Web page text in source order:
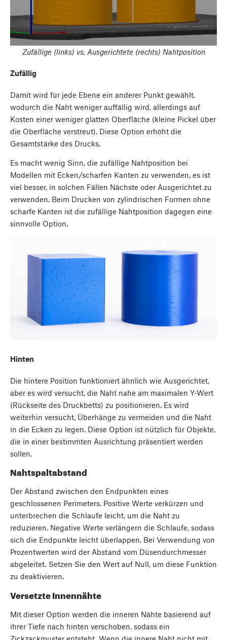
Zufällige (links) vs. Ausgerichtete (rechts) Nahtposition
Zufällig
Damit wird für jede Ebene ein anderer Punkt gewählt,
wodurch die Naht weniger auffällig wird, allerdings auf
Kosten einer weniger glatten Oberfläche (kleine Pickel über
die Oberfläche verstreut). Diese Option erhöht die
Gesamtstärke des Drucks.
Es macht wenig Sinn, die zufällige Nahtposition bei
Modellen mit Ecken/scharfen Kanten zu verwenden, es ist
viel besser, in solchen Fällen Nächste oder Ausgerichtet zu
verwenden. Beim Drucken von zylindrischen Formen ohne
scharfe Kanten ist die zufällige Nahtposition dagegen eine
sinnvolle Option.
Hinten
Die hintere Position funktioniert ähnlich wie Ausgerichtet,
aber es wird versucht, die Naht nahe am maximalen Y-Wert
(Rückseite des Druckbetts) zu positionieren. Es wird
weiterhin versucht, Überhänge zu vermeiden und die Naht
in die Ecken zu legen. Diese Option ist nützlich für Objekte,
die in einer bestimmten Ausrichtung präsentiert werden
sollen.
Nahtspaltabstand
Der Abstand zwischen den Endpunkten eines
geschlossenen Perimeters. Positive Werte verkürzen und
unterbrechen die Schlaufe leicht, um die Naht zu
reduzieren. Negative Werte verlängern die Schlaufe, sodass
sich die Endpunkte leicht überlappen. Bei Verwendung von
Prozentwerten wird der Abstand vom Düsendurchmesser
abgeleitet. Setzen Sie den Wert auf Null, um diese Funktion
zu deaktivieren.
Versetzte Innennähte
Mit dieser Option werden die inneren Nähte basierend auf
ihrer Tiefe nach hinten verschoben, sodass ein